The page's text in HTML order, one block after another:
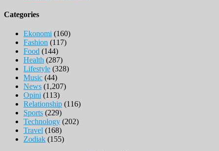
Categories
Ekonomi (160)
Fashion (117)
Food (144)
Health (287)
Lifestyle (328)
Music (44)
News (1,207)
Opini (113)
Relationship (116)
Sports (229)
Technology (202)
Travel (168)
Zodiak (155)